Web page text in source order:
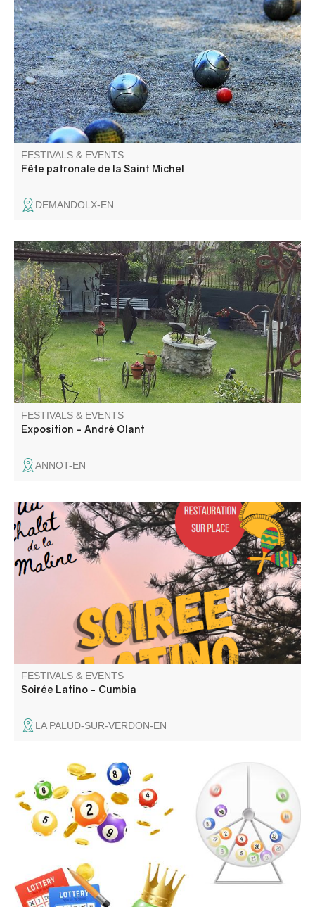
Les amis de Demandolx vous proposent 3 jours de fête,
loto, messe , apéritif, groupe folklorique, concours de
boules et aïoli.
FESTIVALS & EVENTS
Fête patronale de la Saint Michel
DEMANDOLX-EN
The art of recycling: André Olant exhibits his wrought-iron
sculptures in his La Beïte workshop.
FESTIVALS & EVENTS
Exposition - André Olant
ANNOT-EN
Venez passer une bonne soirée Latino-Cumbia au Chalet
de la Maline avec DJ Uman ! Nous vous attendons
nombreux
FESTIVALS & EVENTS
Soirée Latino - Cumbia
LA PALUD-SUR-VERDON-EN
Super Loto du comité des fêtes avec des surprises à
gogo !